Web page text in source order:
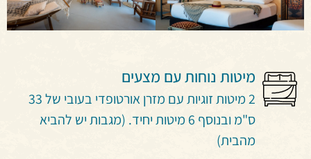
מיטות נוחות עם מצעים
2 מיטות זוגיות עם מזרן אורטופדי בעובי של 33
ס"מ ובנוסף 6 מיטות יחיד. (מגבות יש להביא
מהבית)